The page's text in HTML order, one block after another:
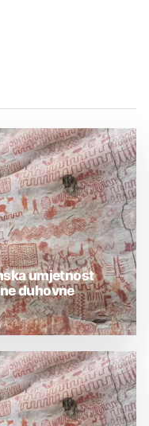
umjetnost
duhovne